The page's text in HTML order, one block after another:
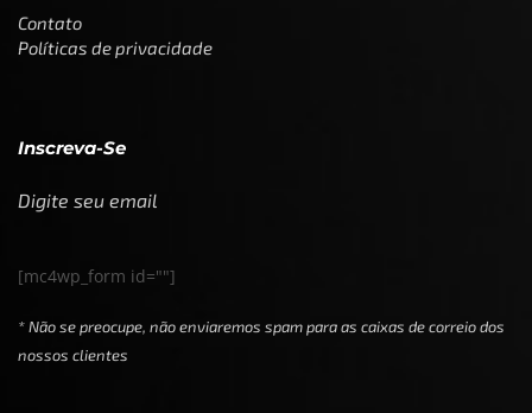
Contato
Políticas de privacidade
Inscreva-Se
Digite seu email
[mc4wp_form id=""]
* Não se preocupe, não enviaremos spam para as caixas de correio dos
nossos clientes